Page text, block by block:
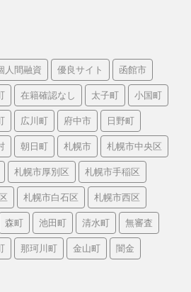
人間融資 優良サイト 函館市
在籍確認なし 太子町 小国町
広川町 府中市 日野町
朝日町 札幌市 札幌市中央区
札幌市厚別区 札幌市手稲区
札幌市白石区 札幌市西区
森町 池田町 清水町 無審査
那珂川町 金山町 闇金